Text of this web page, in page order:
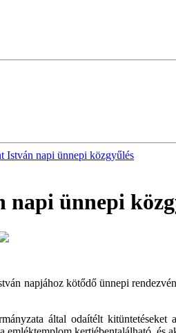
István napi ünnepi közgyűlés
napi ünnepi
napjához kötődő ünnepi
által odaítélt